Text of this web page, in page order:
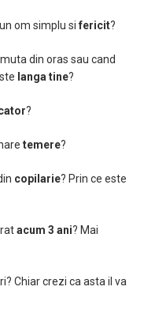
om simplu si fericit?
din oras sau cand
langa tine?
?
temere?
copilarie? Prin ce este
acum 3 ani? Mai
Chiar crezi ca asta il va